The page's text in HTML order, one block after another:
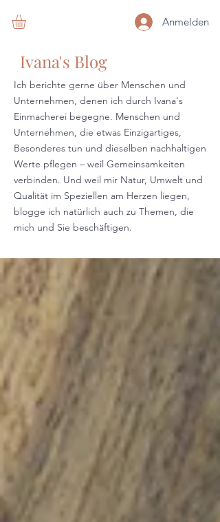
Anmelden
Ivana's Blog
Ich berichte gerne über Menschen und
Unternehmen, denen ich durch Ivana's
Einmacherei begegne. Menschen und
Unternehmen, die etwas Einzigartiges,
Besonderes tun und dieselben nachhaltigen
Werte pflegen – weil Gemeinsamkeiten
verbinden. Und weil mir Natur, Umwelt und
Qualität im Speziellen am Herzen liegen,
blogge ich natürlich auch zu Themen, die
mich und Sie beschäftigen.